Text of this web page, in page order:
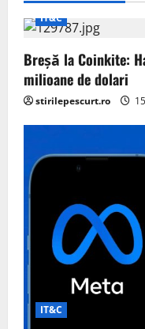
g
a
t
i
n
IT&C
Breșă la Coinkite:
milioane de dolari
stirilepescurt.ro
IT&C